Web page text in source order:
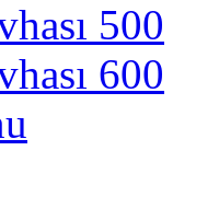
500
600